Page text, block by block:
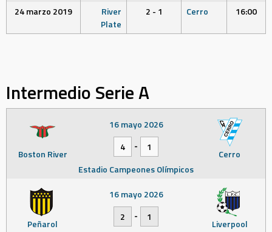
24 marzo 2019
River
Plate
2 - 1 Cerro 16:00
Intermedio Serie A
Boston River Cerro
16 mayo 2026
4
-
1
Estadio Campeones Olímpicos
Peñarol Liverpool
16 mayo 2026
2
-
1